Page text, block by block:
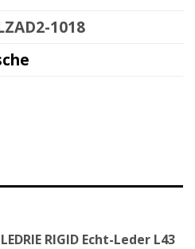
1018
RIGID Echt-Leder L43